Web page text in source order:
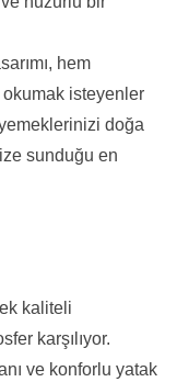
hem
isteyenler
doğa
sunduğu en
kaliteli
karşılıyor.
ve konforlu yatak